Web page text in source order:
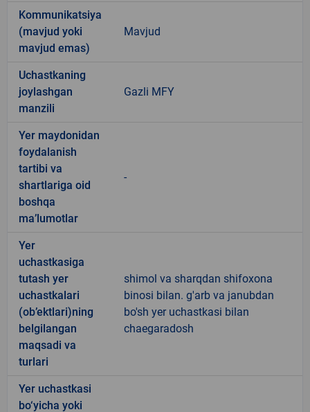
Kommunikatsiya
(mavjud yoki
mavjud emas)
Mavjud
Uchastkaning
joylashgan
manzili
Gazli MFY
Yer maydonidan
foydalanish
tartibi va
shartlariga oid
boshqa
ma’lumotlar
-
Yer
uchastkasiga
tutash yer
uchastkalari
(ob’ektlari)ning
belgilangan
maqsadi va
turlari
shimol va sharqdan shifoxona
binosi bilan. g'arb va janubdan
bo'sh yer uchastkasi bilan
chaegaradosh
Yer uchastkasi
bo‘yicha yoki